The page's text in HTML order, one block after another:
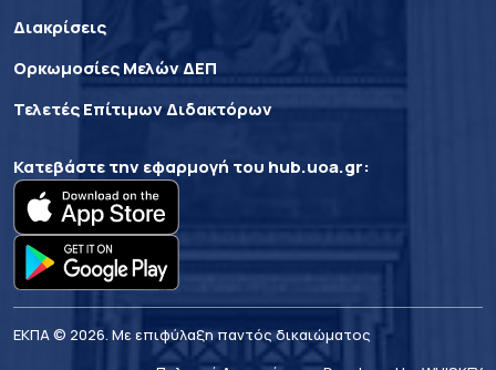
Διακρίσεις
Ορκωμοσίες Μελών ΔΕΠ
Τελετές Επίτιμων Διδακτόρων
Κατεβάστε την εφαρμογή του hub.uoa.gr:
ΕΚΠΑ © 2026. Με επιφύλαξη παντός δικαιώματος